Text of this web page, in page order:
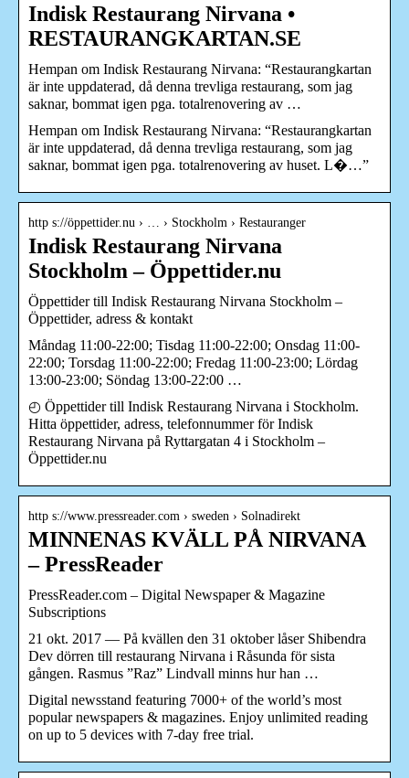
Indisk Restaurang Nirvana •
RESTAURANGKARTAN.SE
Hempan om Indisk Restaurang Nirvana: “Restaurangkartan
är inte uppdaterad, då denna trevliga restaurang, som jag
saknar, bommat igen pga. totalrenovering av …
Hempan om Indisk Restaurang Nirvana: “Restaurangkartan
är inte uppdaterad, då denna trevliga restaurang, som jag
saknar, bommat igen pga. totalrenovering av huset. L�…”
http s://öppettider.nu › … › Stockholm › Restauranger
Indisk Restaurang Nirvana
Stockholm – Öppettider.nu
Öppettider till Indisk Restaurang Nirvana Stockholm –
Öppettider, adress & kontakt
Måndag 11:00-22:00; Tisdag 11:00-22:00; Onsdag 11:00-
22:00; Torsdag 11:00-22:00; Fredag 11:00-23:00; Lördag
13:00-23:00; Söndag 13:00-22:00 …
◴ Öppettider till Indisk Restaurang Nirvana i Stockholm.
Hitta öppettider, adress, telefonnummer för Indisk
Restaurang Nirvana på Ryttargatan 4 i Stockholm –
Öppettider.nu
http s://www.pressreader.com › sweden › Solnadirekt
MINNENAS KVÄLL PÅ NIRVANA
– PressReader
PressReader.com – Digital Newspaper & Magazine
Subscriptions
21 okt. 2017 — På kvällen den 31 oktober låser Shibendra
Dev dörren till restaurang Nirvana i Råsunda för sista
gången. Rasmus ”Raz” Lindvall minns hur han …
Digital newsstand featuring 7000+ of the world’s most
popular newspapers & magazines. Enjoy unlimited reading
on up to 5 devices with 7-day free trial.